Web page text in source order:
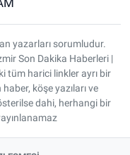
yazarları sorumludur.
Son Dakika Haberleri |
tüm harici linkler ayrı bir
köşe yazıları ve
dahi, herhangi bir